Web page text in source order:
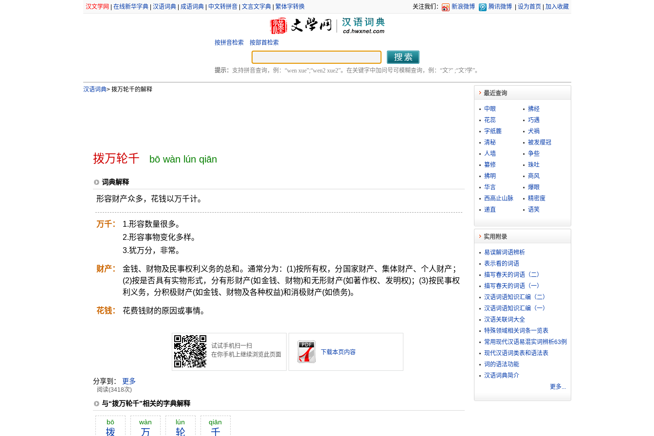
汉文学网 在线新华字典| 汉语词典| 成语词典| 中文转拼音| 文言文字典| 繁体字转换 关注我们： 新浪微博 腾讯微博 设为首页 加入收藏
按拼音检索 按部首检索
提示： 支持拼音查询，例：“wen xue”;“wen2 xue2”。在关键字中加问号可模糊查询，例：“文?” ;“文?学”。
汉语词典>拨万轮千的解释
拨万轮千 bō wàn lún qiān
词典解释
形容财产众多，花钱以万千计。
万千：
1.形容数量很多。
2.形容事物变化多样。
3.犹万分，非常。
财产：
金钱、财物及民事权利义务的总和。通常分为：(1)按所有权，分国家财产、集体财产、个人财产；
(2)按是否具有实物形式，分有形财产(如金钱、财物)和无形财产(如著作权、发明权)；(3)按民事权
利义务，分积极财产(如金钱、财物及各种权益)和消极财产(如债务)。
花钱： 花费钱财的原因或事情。
试试手机扫一扫
在你手机上继续浏览此页面
下载本页内容
分享到： 更多
阅读(3418次)
与“拨万轮千”相关的字典解释
bō
拨
wàn
万
lún
轮
qiān
千
最近查询
中眼
拂经
花蕊
巧遇
字纸簏
犬禍
清秘
被发缨冠
人墙
争些
纂修
珠吐
拂明
商风
华言
爆眼
西高止山脉
精密度
递直
语笑
实用附录
易误解词语辨析
表示看的词语
描写春天的词语（二）
描写春天的词语（一）
汉语词语知识汇编（二）
汉语词语知识汇编（一）
汉语关联词大全
特殊领域相关词条一览表
常用现代汉语易混实词辨析63例
现代汉语词类表和语法表
词的语法功能
汉语词典简介
更多...